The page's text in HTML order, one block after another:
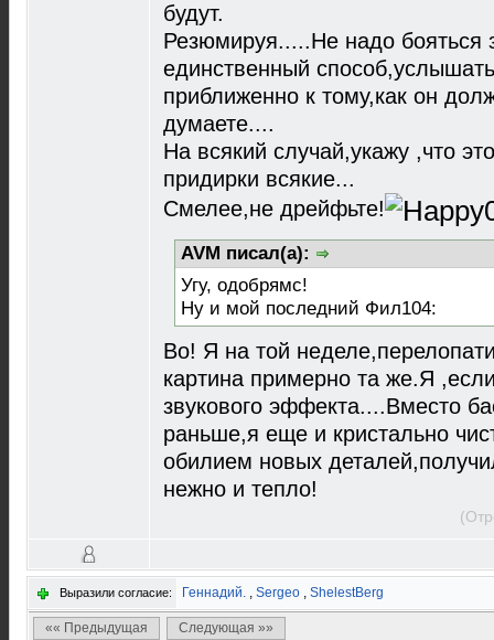
будут.
Резюмируя.....Не надо бояться
единственный
приближенно к тому,как он
думаете....
На всякий случай,укажу ,что
придирки всякие...
Смелее,не дрейфьте!
AVM писал(а):
Угу, одобрямс!
Ну и мой последний Фил104:
Во! Я на той
картина примерно та же.Я
звукового эффекта....Вместо
раньше,я еще и кристально
обилием новых
нежно и тепло!
Выразили согласие: Геннадий. , Sergeo , ShelestBerg
«« Предыдущая Следующая »»